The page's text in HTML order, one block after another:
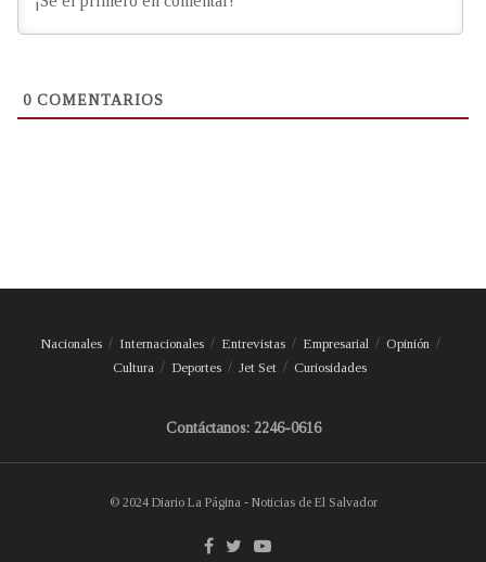
0 COMENTARIOS
Nacionales Internacionales Entrevistas Empresarial
Opinión
Cultura
Deportes Jet Set Curiosidades
Contáctanos: 2246-0616
© 2024 Diario La Página - Noticias de El Salvador